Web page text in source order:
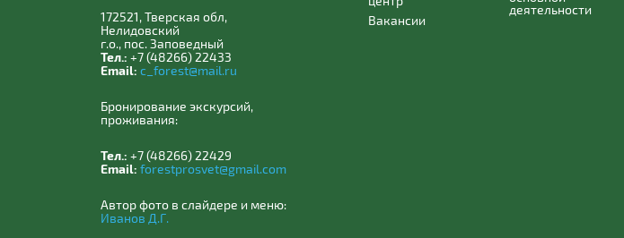
172521, Тверская обл,
Нелидовский
г.о., пос. Заповедный
Тел.: +7 (48266) 22433
Email: c_forest@mail.ru
Бронирование экскурсий,
проживания:
Тел.: +7 (48266) 22429
Email: forestprosvet@gmail.com
Автор фото в слайдере и меню:
Иванов Д.Г.
Вакансии
деятельности